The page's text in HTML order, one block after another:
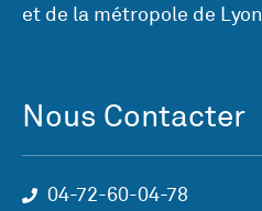
et de la métropole de Lyon
Nous Contacter
04-72-60-04-78